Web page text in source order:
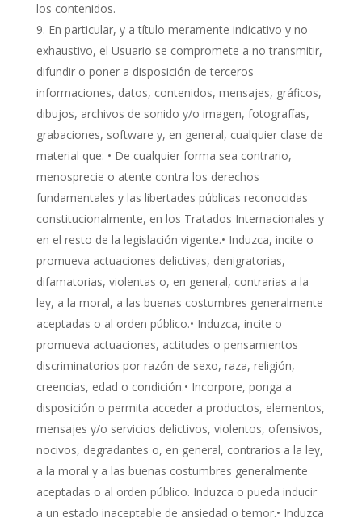
los contenidos.
En particular, y a título meramente indicativo y no
exhaustivo, el Usuario se compromete a no transmitir,
difundir o poner a disposición de terceros
informaciones, datos, contenidos, mensajes, gráficos,
dibujos, archivos de sonido y/o imagen, fotografías,
grabaciones, software y, en general, cualquier clase de
material que: • De cualquier forma sea contrario,
menosprecie o atente contra los derechos
fundamentales y las libertades públicas reconocidas
constitucionalmente, en los Tratados Internacionales y
en el resto de la legislación vigente.• Induzca, incite o
promueva actuaciones delictivas, denigratorias,
difamatorias, violentas o, en general, contrarias a la
ley, a la moral, a las buenas costumbres generalmente
aceptadas o al orden público.• Induzca, incite o
promueva actuaciones, actitudes o pensamientos
discriminatorios por razón de sexo, raza, religión,
creencias, edad o condición.• Incorpore, ponga a
disposición o permita acceder a productos, elementos,
mensajes y/o servicios delictivos, violentos, ofensivos,
nocivos, degradantes o, en general, contrarios a la ley,
a la moral y a las buenas costumbres generalmente
aceptadas o al orden público. Induzca o pueda inducir
a un estado inaceptable de ansiedad o temor.• Induzca